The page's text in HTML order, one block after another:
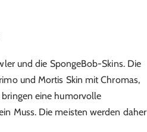
und die SpongeBob-Skins. Die
und Mortis Skin mit Chromas,
eine humorvolle
Muss. Die meisten werden daher